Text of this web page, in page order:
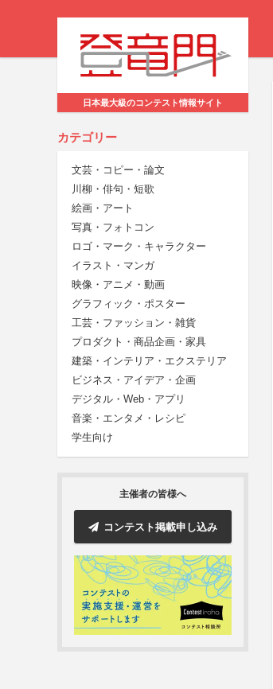
日本最大級のコンテスト情報サイト
カテゴリー
文芸・コピー・論文
川柳・俳句・短歌
絵画・アート
写真・フォトコン
ロゴ・マーク・キャラクター
イラスト・マンガ
映像・アニメ・動画
グラフィック・ポスター
工芸・ファッション・雑貨
プロダクト・商品企画・家具
建築・インテリア・エクステリア
ビジネス・アイデア・企画
デジタル・Web・アプリ
音楽・エンタメ・レシピ
学生向け
主催者の皆様へ
コンテスト掲載申し込み